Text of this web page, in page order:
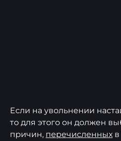
Если на увольнении
то для этого он должен
причин, перечисленных